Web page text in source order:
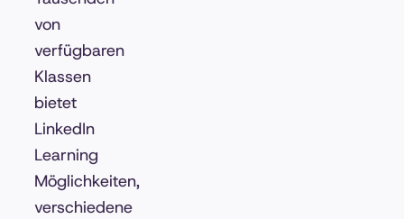
von
verfügbaren
Klassen
bietet
LinkedIn
Learning
Möglichkeiten,
verschiedene